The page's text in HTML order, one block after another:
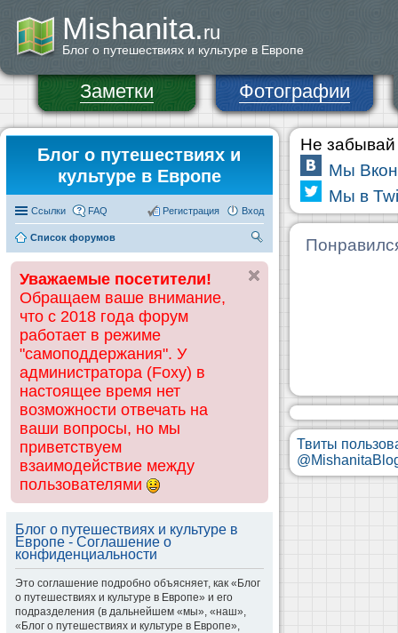
Mishanita.ru
Блог о путешествиях и культуре в Европе
Заметки Фотографии
Блог о путешествиях и
культуре в Европе
Ссылки FAQ Вход
Регистрация
Список форумов
ск
Уважаемые посетители!
Обращаем ваше внимание,
что с 2018 года форум
работает в режиме
"самоподдержания". У
администратора (Foxy) в
настоящее время нет
возможности отвечать на
ваши вопросы, но мы
приветствуем
взаимодействие между
пользователями
Блог о путешествиях и культуре в
Европе - Соглашение о
конфиденциальности
Это соглашение подробно объясняет, как «Блог
о путешествиях и культуре в Европе» и его
подразделения (в дальнейшем «мы», «наш»,
«Блог о путешествиях и культуре в Европе»,
Не забывай
Мы
Мы в
Твиты